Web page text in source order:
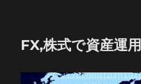
FX,株式で資産運用